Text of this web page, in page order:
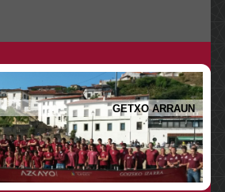
GETXO ARRAUN